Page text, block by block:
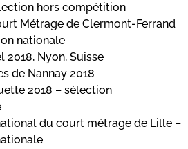
hors compétition
Métrage de Clermont-Ferrand
nationale
2018, Nyon, Suisse
de Nannay 2018
2018 – sélection
du court métrage de Lille –